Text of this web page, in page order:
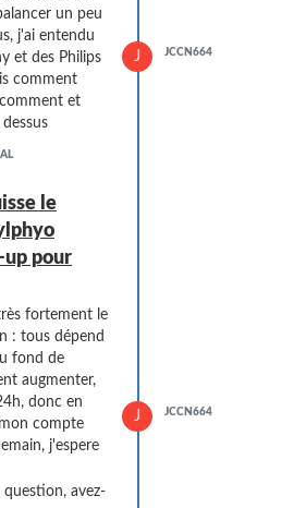
un peu
j'ai entendu
et des Philips
comment
et
J JCCN664
le
up pour
fortement le
: tous dépend
fond de
augmenter,
donc en
compte
j'espere
question, avez-
J JCCN664